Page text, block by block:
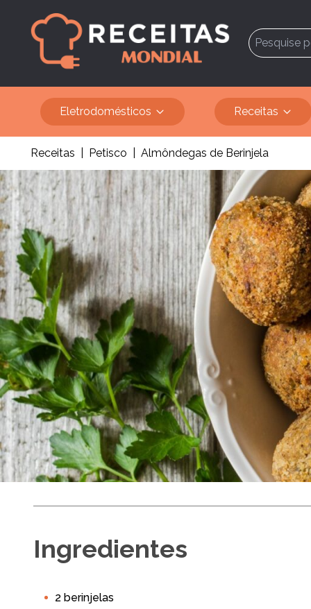
Eletrodomésticos Receitas
Receitas Petisco Almôndegas de Berinjela
Air Fryer
Ingredientes
2 berinjelas